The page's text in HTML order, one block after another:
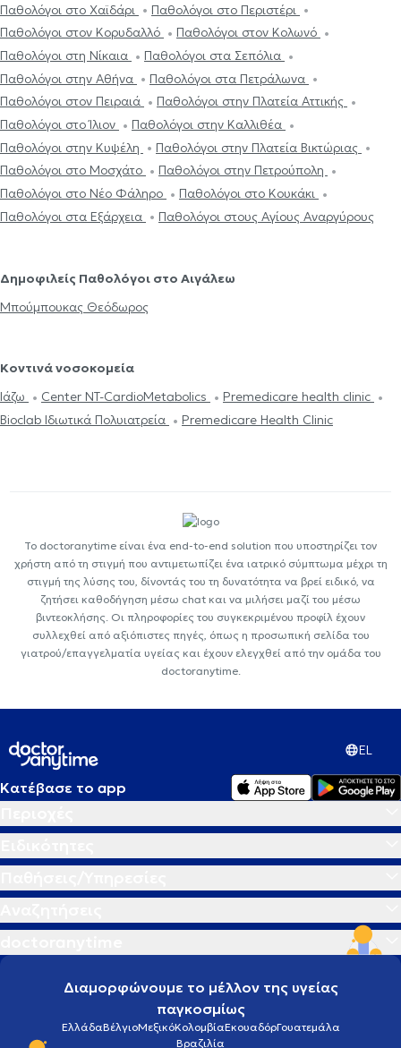
Παθολόγοι στο Χαϊδάρι
Παθολόγοι στο Περιστέρι
Παθολόγοι στον Κορυδαλλό
Παθολόγοι στον Κολωνό
Παθολόγοι στη Νίκαια
Παθολόγοι στα Σεπόλια
Παθολόγοι στην Αθήνα
Παθολόγοι στα Πετράλωνα
Παθολόγοι στον Πειραιά
Παθολόγοι στην Πλατεία Αττικής
Παθολόγοι στο Ίλιον
Παθολόγοι στην Καλλιθέα
Παθολόγοι στην Κυψέλη
Παθολόγοι στην Πλατεία Βικτώριας
Παθολόγοι στο Μοσχάτο
Παθολόγοι στην Πετρούπολη
Παθολόγοι στο Νέο Φάληρο
Παθολόγοι στο Κουκάκι
Παθολόγοι στα Εξάρχεια
Παθολόγοι στους Αγίους Αναργύρους
Δημοφιλείς Παθολόγοι στο Αιγάλεω
Μπούμπουκας Θεόδωρος
Κοντινά νοσοκομεία
Ιάζω
Center NT-CardioMetabolics
Premedicare health clinic
Bioclab Ιδιωτικά Πολυιατρεία
Premedicare Health Clinic
Το doctoranytime είναι ένα end-to-end solution που υποστηρίζει τον
χρήστη από τη στιγμή που αντιμετωπίζει ένα ιατρικό σύμπτωμα μέχρι τη
στιγμή της λύσης του, δίνοντάς του τη δυνατότητα να βρεί ειδικό, να
ζητήσει καθοδήγηση μέσω chat και να μιλήσει μαζί του μέσω
βιντεοκλήσης. Οι πληροφορίες του συγκεκριμένου προφίλ έχουν
συλλεχθεί από αξιόπιστες πηγές, όπως η προσωπική σελίδα του
γιατρού/επαγγελματία υγείας και έχουν ελεγχθεί από την ομάδα του
doctoranytime.
EL
Κατέβασε το app
Διαμορφώνουμε το μέλλον της υγείας
παγκοσμίως
ΕλλάδαΒέλγιοΜεξικόΚολομβίαΕκουαδόρΓουατεμάλα
Βραζιλία